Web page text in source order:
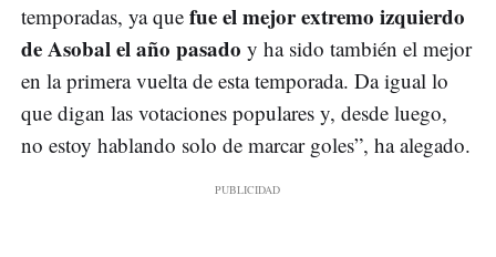
temporadas, ya que fue el mejor extremo izquierdo
de Asobal el año pasado y ha sido también el mejor
en la primera vuelta de esta temporada. Da igual lo
que digan las votaciones populares y, desde luego,
no estoy hablando solo de marcar goles”, ha alegado.